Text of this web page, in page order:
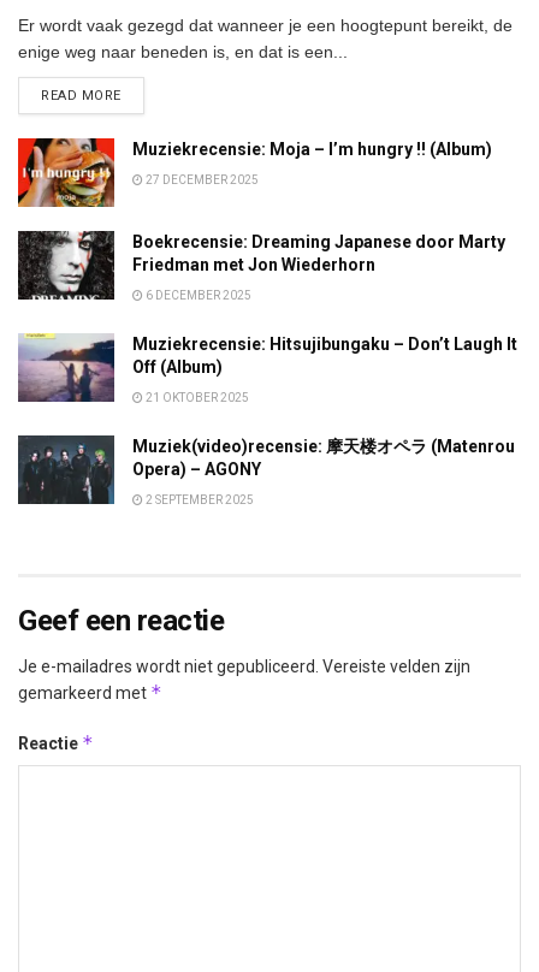
Er wordt vaak gezegd dat wanneer je een hoogtepunt bereikt, de
enige weg naar beneden is, en dat is een...
READ MOREDETAILS
Muziekrecensie: Moja – I’m hungry !! (Album)
27 DECEMBER 2025
Boekrecensie: Dreaming Japanese door Marty
Friedman met Jon Wiederhorn
6 DECEMBER 2025
Muziekrecensie: Hitsujibungaku – Don’t Laugh It
Off (Album)
21 OKTOBER 2025
Muziek(video)recensie: 摩天楼オペラ (Matenrou
Opera) – AGONY
2 SEPTEMBER 2025
Geef een reactie
Je e-mailadres wordt niet gepubliceerd. Vereiste velden zijn
gemarkeerd met *
Reactie *